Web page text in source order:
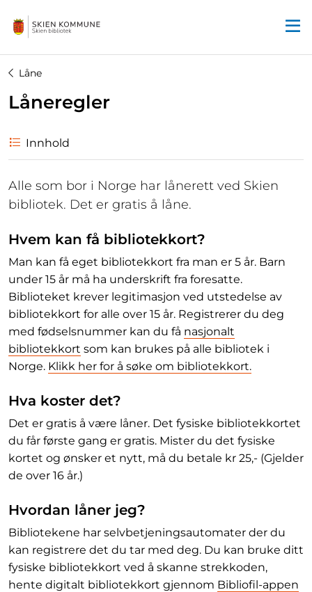
Låne
Låneregler
Innhold
Alle som bor i Norge har lånerett ved Skien
bibliotek. Det er gratis å låne.
Hvem kan få bibliotekkort?
Man kan få eget bibliotekkort fra man er 5 år. Barn
under 15 år må ha underskrift fra foresatte.
Biblioteket krever legitimasjon ved utstedelse av
bibliotekkort for alle over 15 år. Registrerer du deg
med fødselsnummer kan du få nasjonalt
bibliotekkort som kan brukes på alle bibliotek i
Norge. Klikk her for å søke om bibliotekkort.
Hva koster det?
Det er gratis å være låner. Det fysiske bibliotekkortet
du får første gang er gratis. Mister du det fysiske
kortet og ønsker et nytt, må du betale kr 25,- (Gjelder
de over 16 år.)
Hvordan låner jeg?
Bibliotekene har selvbetjeningsautomater der du
kan registrere det du tar med deg. Du kan bruke ditt
fysiske bibliotekkort ved å skanne strekkoden,
hente digitalt bibliotekkort gjennom Bibliofil-appen